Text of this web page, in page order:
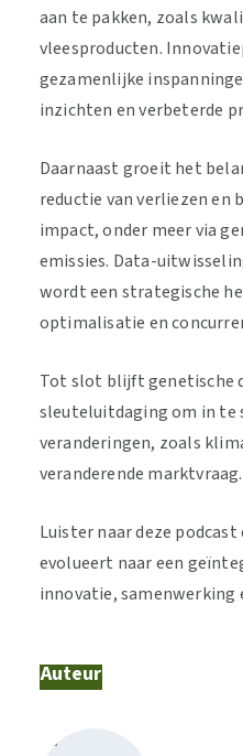
aan te pakken, zoals
vleesproducten.
gezamenlijke
inzichten en verbeterde
Daarnaast groeit het
reductie van verliezen en
impact, onder meer via
emissies. Data-
wordt een strategische
optimalisatie en
Tot slot blijft genetische
sleuteluitdaging om in te
veranderingen, zoals
veranderende marktvraag.
Luister naar deze
evolueert naar een
innovatie, samenwerking
Auteur